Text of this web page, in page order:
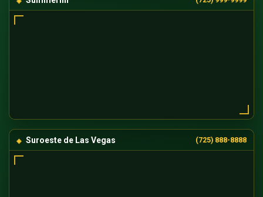
Suroeste de Las Vegas (725) 888-8888